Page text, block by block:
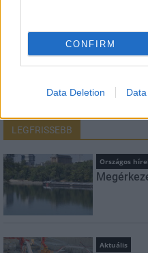
CONFIRM
Data Deletion
Feliratkozom a
szabályzatot!
LEGFRISSEBB
Országos
Aktuális